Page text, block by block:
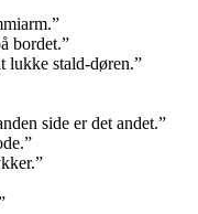
bordet.”
lukke stald-døren.”
side er det andet.”